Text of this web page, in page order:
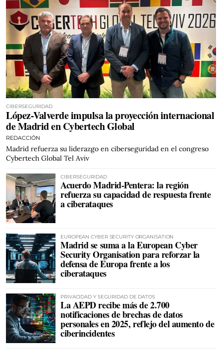
CIBERSEGURIDAD
López-Valverde impulsa la proyección internacional
de Madrid en Cybertech Global
REDACCIÓN
Madrid refuerza su liderazgo en ciberseguridad en el congreso
Cybertech Global Tel Aviv
CIBERSEGURIDAD
Acuerdo Madrid-Pentera: la región
refuerza su capacidad de respuesta frente
a ciberataques
EUROPEAN CYBER SECURITY ORGANISATION
Madrid se suma a la European Cyber
Security Organisation para reforzar la
defensa de Europa frente a los
ciberataques
PRIVACIDAD Y SEGURIDAD DE DATOS
La AEPD recibe más de 2.700
notificaciones de brechas de datos
personales en 2025, reflejo del aumento de
ciberincidentes